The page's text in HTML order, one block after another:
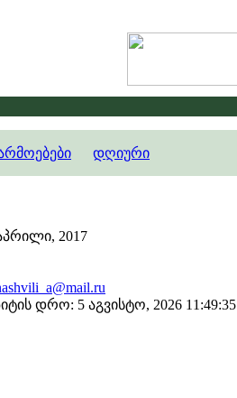
დღიური
2017
დრო: 5 აგვისტო, 2026 11:49:35